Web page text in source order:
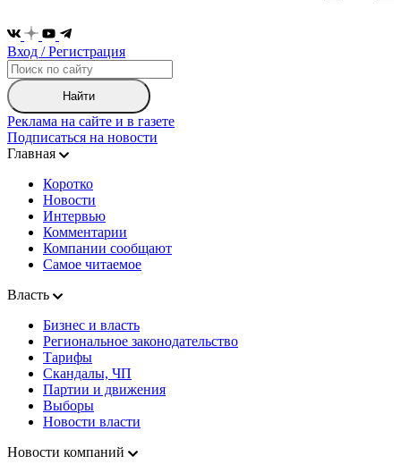
Вход / Регистрация
Найти
Реклама на сайте и в газете
Подписаться на новости
Главная
Коротко
Новости
Интервью
Комментарии
Компании сообщают
Самое читаемое
Власть
Бизнес и власть
Региональное законодательство
Тарифы
Скандалы, ЧП
Партии и движения
Выборы
Новости власти
Новости компаний